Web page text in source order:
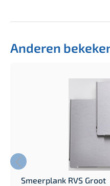
Anderen
Smeerplank RVS Groot